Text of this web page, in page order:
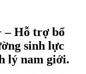
Hỗ trợ bổ
sinh lực
lý nam giới.